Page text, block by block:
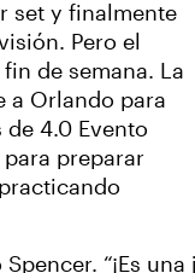
set y finalmente
Pero el
de semana. La
a Orlando para
4.0 Evento
preparar
“¡Es